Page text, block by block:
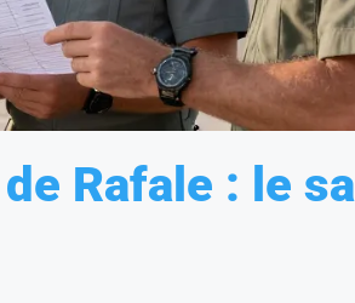
Rafale : le